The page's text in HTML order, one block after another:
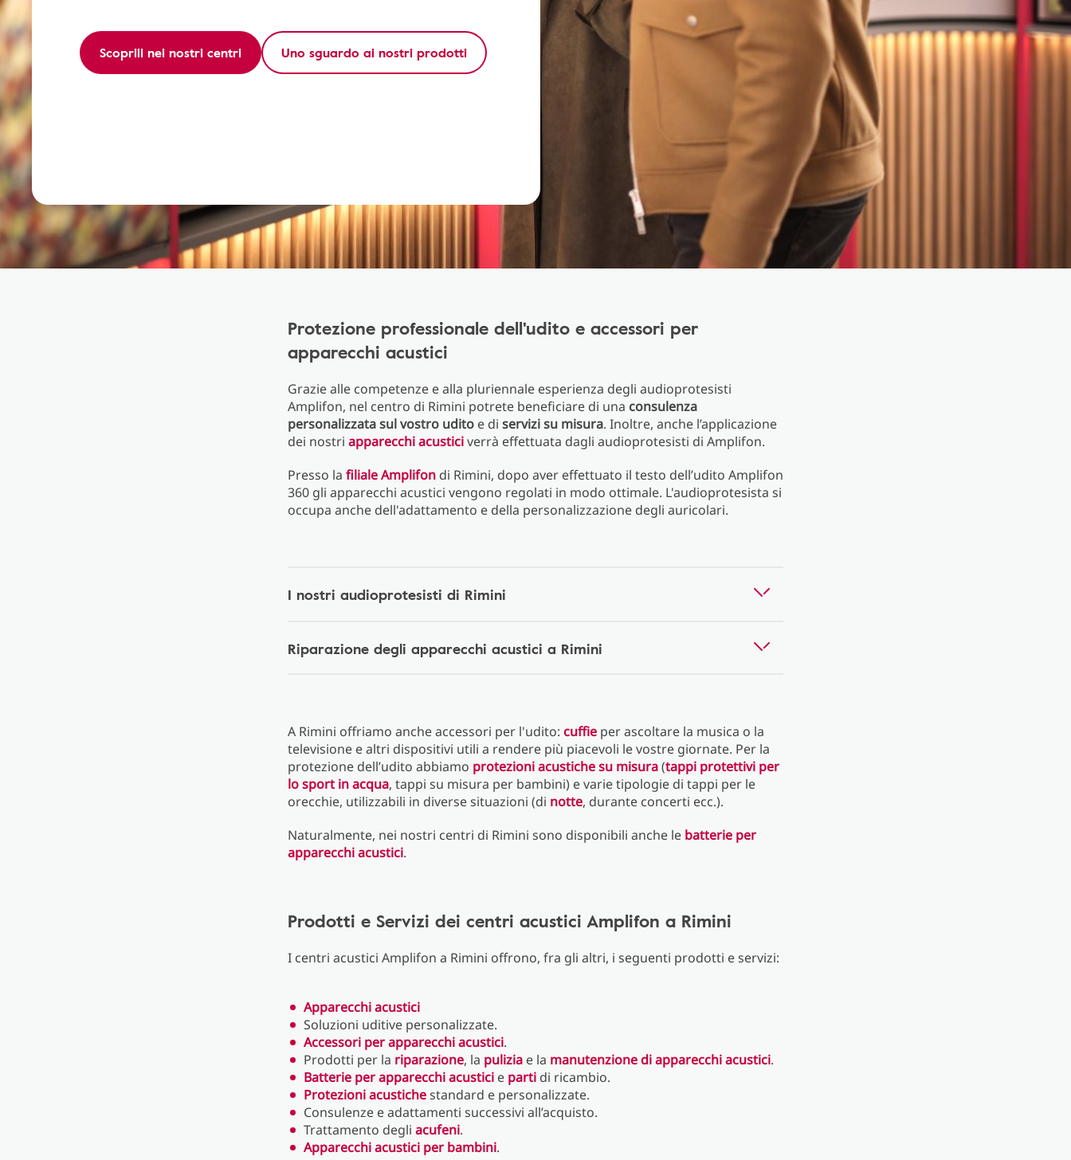
Scoprili nei nostri centri Uno sguardo ai nostri prodotti
Protezione professionale dell'udito e accessori per
apparecchi acustici
Grazie alle competenze e alla pluriennale esperienza degli audioprotesisti
Amplifon, nel centro di Rimini potrete beneficiare di una consulenza
personalizzata sul vostro udito e di servizi su misura. Inoltre, anche l’applicazione
dei nostri apparecchi acusticiverrà effettuata dagli audioprotesisti di Amplifon.
Presso la filiale Amplifon di Rimini, dopo aver effettuato il testo dell’udito Amplifon
360 gli apparecchi acustici vengono regolati in modo ottimale. L'audioprotesista si
occupa anche dell'adattamento e della personalizzazione degli auricolari.
I nostri audioprotesisti di Rimini
Riparazione degli apparecchi acustici a Rimini
A Rimini offriamo anche accessori per l'udito: cuffie per ascoltare la musica o la
televisione e altri dispositivi utili a rendere più piacevoli le vostre giornate. Per la
protezione dell’udito abbiamo protezioni acustiche su misura(tappi protettivi per
lo sport in acqua, tappi su misura per bambini) e varie tipologie di tappi per le
orecchie, utilizzabili in diverse situazioni (di notte, durante concerti ecc.).
Naturalmente, nei nostri centri di Rimini sono disponibili anche le batterie per
apparecchi acustici.
Prodotti e Servizi dei centri acustici Amplifon a Rimini
I centri acustici Amplifon a Rimini offrono, fra gli altri, i seguenti prodotti e servizi:
Apparecchi acustici
Soluzioni uditive personalizzate.
Accessori per apparecchi acustici.
Prodotti per la riparazione, la pulizia e la manutenzione di apparecchi acustici.
Batterie per apparecchi acustici e parti di ricambio.
Protezioni acustichestandard e personalizzate.
Consulenze e adattamenti successivi all’acquisto.
Trattamento degli acufeni.
Apparecchi acustici per bambini.